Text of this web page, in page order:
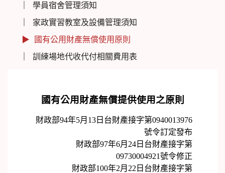
學員宿舍管理須知
家政實習教室及設備管理須知
國有公用財產無償使用原則
訓練場地代收代付相關費用表
國有公用財產無償提供使用之原則
財政部94年5月13日台財產接字第0940013976
號令訂定發布
財政部97年6月24日台財產接字第
09730004921號令修正
財政部100年2月22日台財產接字第